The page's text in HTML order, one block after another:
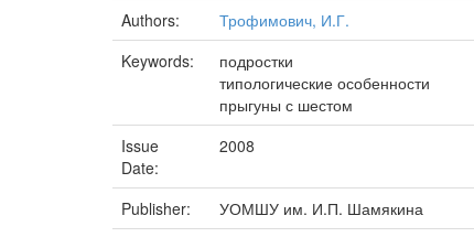
Authors:
Трофимович, И.Г.
Keywords:
подростки
типологические особенности
прыгуны с шестом
Issue
Date:
2008
Publisher:
УОМШУ им. И.П. Шамякина